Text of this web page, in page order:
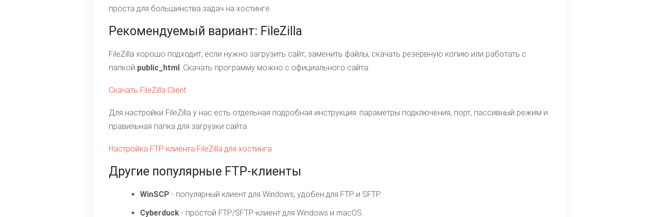
проста для большинства задач на хостинге.
Рекомендуемый вариант: FileZilla
FileZilla хорошо подходит, если нужно загрузить сайт, заменить файлы, скачать резервную копию или работать с
папкой public_html. Скачать программу можно с официального сайта:
Скачать FileZilla Client
Для настройки FileZilla у нас есть отдельная подробная инструкция: параметры подключения, порт, пассивный режим и
правильная папка для загрузки сайта.
Настройка FTP-клиента FileZilla для хостинга
Другие популярные FTP-клиенты
WinSCP - популярный клиент для Windows, удобен для FTP и SFTP.
Cyberduck - простой FTP/SFTP-клиент для Windows и macOS.